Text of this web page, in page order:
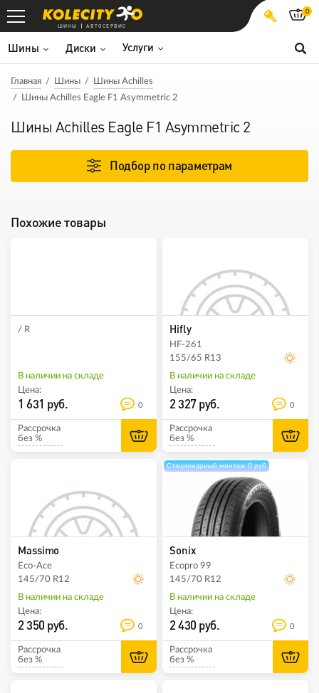
ШИНЫ АВТОСЕРВИС
Шины Диски Услуги
0
Главная Шины
Шины Achilles
Шины Achilles Eagle F1 Asymmetric 2
Шины Achilles Eagle F1 Asymmetric 2
Подбор по параметрам
Похожие товары
/ R
В наличии на складе
Цена:
1 631 руб. 0
Рассрочка
без %
Hifly
HF-261
155/65 R13
В наличии на складе
Цена:
2 327 руб. 0
Рассрочка
без %
Massimo
Eco-Ace
145/70 R12
В наличии на складе
Цена:
2 350 руб. 0
Рассрочка
без %
Стационарный монтаж 0 руб
Sonix
Ecopro 99
145/70 R12
В наличии на складе
Цена:
2 430 руб. 0
Рассрочка
без %